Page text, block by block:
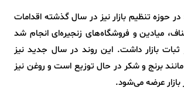
حوزه تنظیم بازار نیز در سال گذشته اقدامات
میادین و فروشگاه‌های زنجیره‌ای انجام شد
بازار داشت. این روند در سال جدید نیز
مانند برنج و شکر در حال توزیع است و روغن نیز
عرضه می‌شود.